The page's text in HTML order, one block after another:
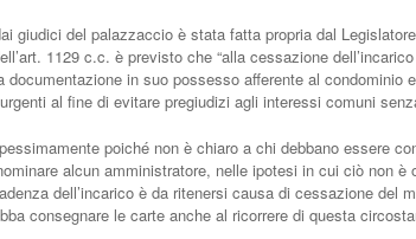
giudici del palazzaccio è stata fatta propria dal
1129 c.c. è previsto che “alla cessazione
documentazione in suo possesso afferente al condominio
al fine di evitare pregiudizi agli interessi comuni
poiché non è chiaro a chi debbano essere
alcun amministratore, nelle ipotesi in cui ciò non è
dell’incarico è da ritenersi causa di cessazione del
consegnare le carte anche al ricorrere di questa